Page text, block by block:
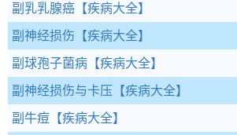
副乳乳腺癌 【疾病大全】
副神经损伤 【疾病大全】
副球孢子菌病 【疾病大全】
副神经损伤与卡压 【疾病大全】
副牛痘 【疾病大全】